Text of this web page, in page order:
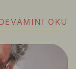
kolay birOKU